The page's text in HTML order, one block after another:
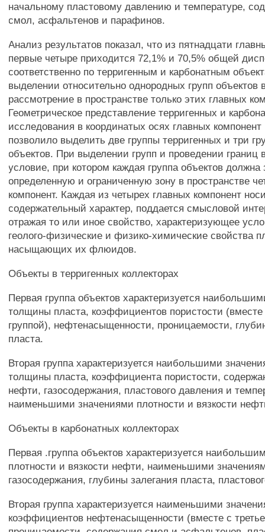
начальному пластовому давлению и температуре,
смол, асфальтенов и парафинов.
Анализ результатов показал, что из пятнадцати
первые четыре приходится 72,1% и 70,5% общей
соответственно по терригенным и карбонатным
выделении относительно однородных групп объектов
рассмотрение в пространстве только этих главных
Геометрическое представление терригенных и
исследования в координатых осях главных компонент
позволило выделить две группы терригенных и три
объектов. При выделении групп и проведении границ
условие, при котором каждая группа объектов должна
определенную и ограниченную зону в пространстве
компонент. Каждая из четырех главных компонент
содержательный характер, поддается смысловой
отражая то или иное свойство, характеризующее
геолого-физические и физико-химические свойства
насыщающих их флюидов.
Объекты в терригенных коллекторах
Первая группа объектов характеризуется
толщины пласта, коэффициентов пористости (вместе
группой), нефтенасыщенности, проницаемости,
пласта.
Вторая группа характеризуется наибольшими
толщины пласта, коэффициента пористости,
нефти, газосодержания, пластового давления и
наименьшими значениями плотности и вязкости
Объекты в карбонатных коллекторах
Первая .группа объектов характеризуется
плотности и вязкости нефти, наименьшими
газосодержания, глубины залегания пласта,
Вторая группа характеризуется наименьшими
коэффициентов нефтенасыщенности (вместе с